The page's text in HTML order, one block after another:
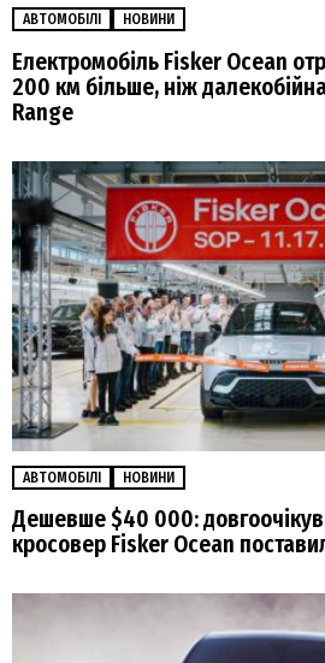
АВТОМОБІЛІ НОВИНИ
Електромобіль Fisker Ocean
200 км більше, ніж
Range
АВТОМОБІЛІ НОВИНИ
Дешевше $40 000:
кросовер Fisker Ocean